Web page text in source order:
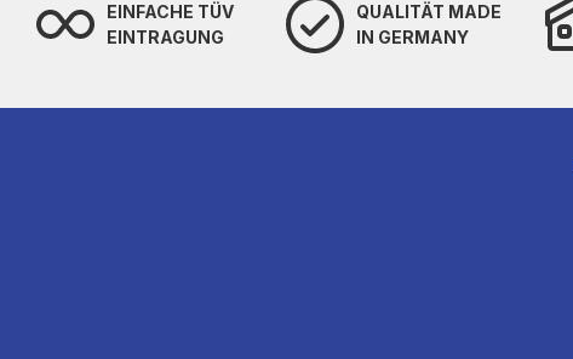
EINFACHE TÜV
EINTRAGUNG
QUALITÄT MADE
IN GERMANY